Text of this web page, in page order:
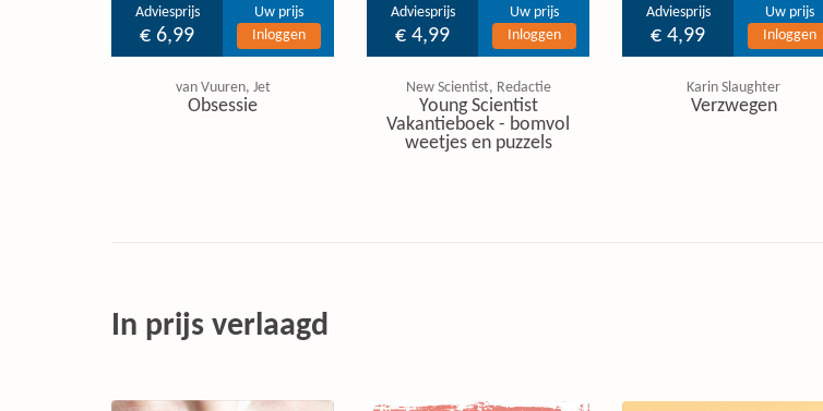
Adviesprijs
€ 6,99
Uw prijs
Inloggen
van Vuuren, Jet
Obsessie
Adviesprijs
€ 4,99
Uw prijs
Inloggen
New Scientist, Redactie
Young Scientist
Vakantieboek - bomvol
weetjes en puzzels
Adviesprijs
€ 4,99
Uw prijs
Inloggen
Karin Slaughter
Verzwegen
In prijs verlaagd